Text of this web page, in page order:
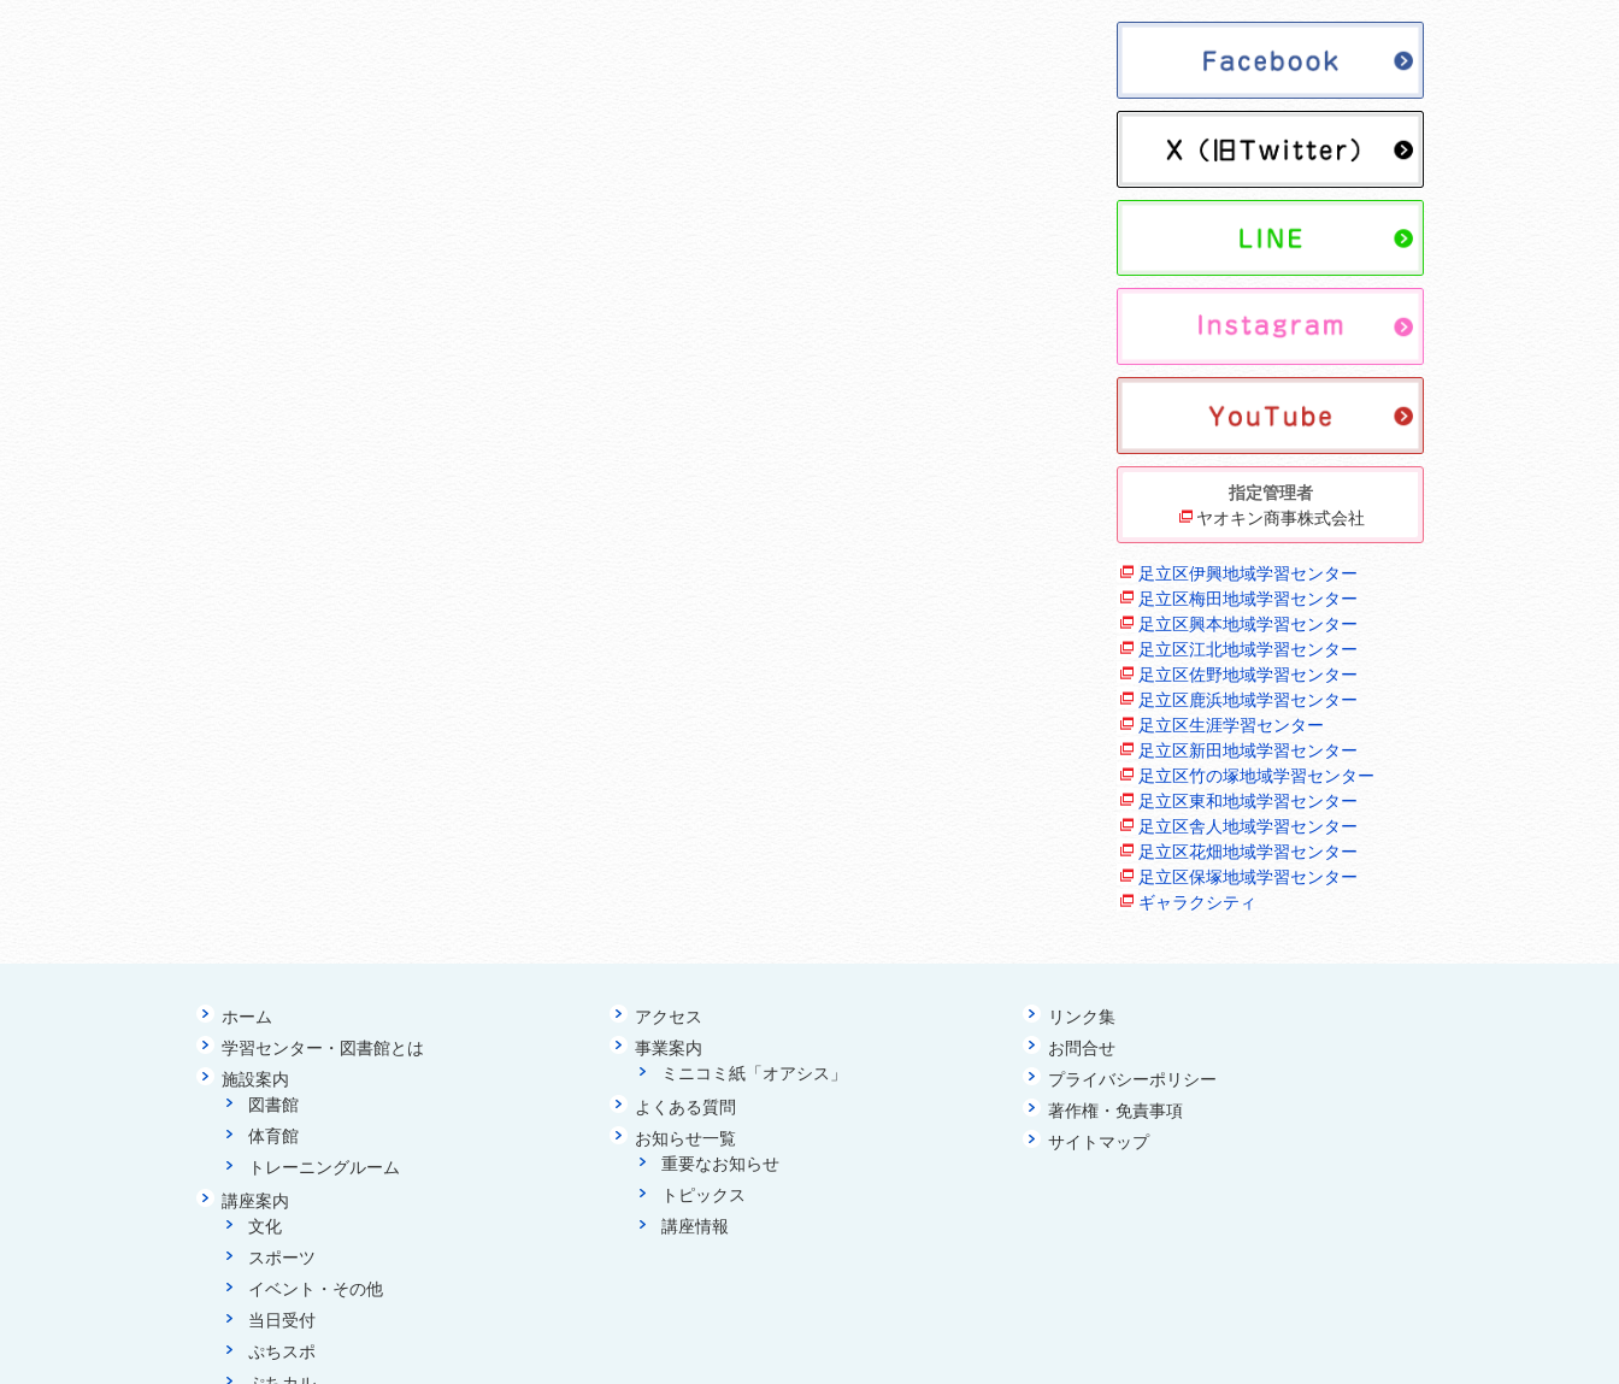
指定管理者
ヤオキン商事株式会社
足立区伊興地域学習センター
足立区梅田地域学習センター
足立区興本地域学習センター
足立区江北地域学習センター
足立区佐野地域学習センター
足立区鹿浜地域学習センター
足立区生涯学習センター
足立区新田地域学習センター
足立区竹の塚地域学習センター
足立区東和地域学習センター
足立区舎人地域学習センター
足立区花畑地域学習センター
足立区保塚地域学習センター
ギャラクシティ
ホーム
学習センター・図書館とは
施設案内
図書館
体育館
トレーニングルーム
講座案内
文化
スポーツ
イベント・その他
当日受付
ぷちスポ
アクセス
事業案内
ミニコミ紙「オアシス」
よくある質問
お知らせ一覧
重要なお知らせ
トピックス
講座情報
リンク集
お問合せ
プライバシーポリシー
著作権・免責事項
サイトマップ